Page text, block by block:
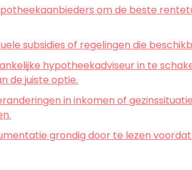
om de beste
subsidies of regelingen die
hypotheekadviseur in te
de juiste optie.
in inkomen of
grondig door te lezen